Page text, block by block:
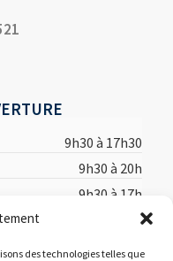
des technologies telles que
9h30 à 17h30
9h30 à 20h
9h30 à 17h
12h à 17h